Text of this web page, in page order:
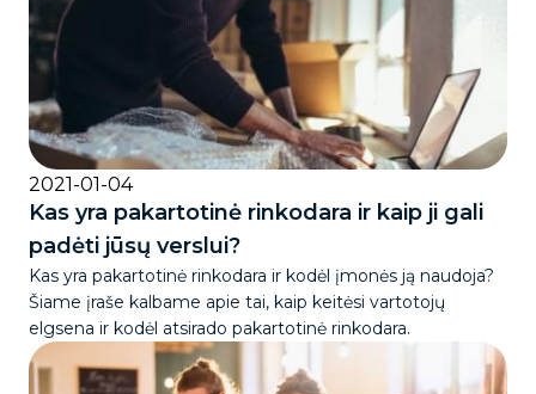
2021-01-04
Kas yra pakartotinė rinkodara ir kaip ji gali
padėti jūsų verslui?
Kas yra pakartotinė rinkodara ir kodėl įmonės ją naudoja?
Šiame įraše kalbame apie tai, kaip keitėsi vartotojų
elgsena ir kodėl atsirado pakartotinė rinkodara.